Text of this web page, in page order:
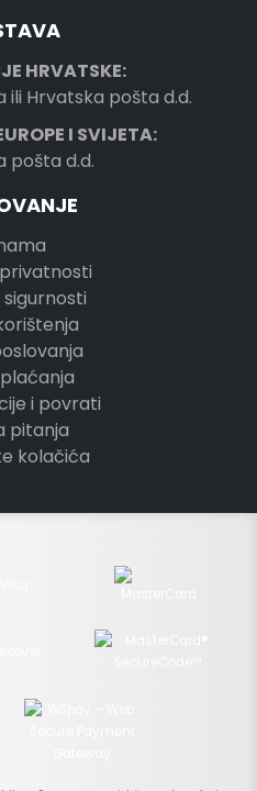
HRVATSKE:
ili Hrvatska pošta d.d.
I SVIJETA:
pošta d.d.
sigurnosti
i povrati
pitanja
kolačića